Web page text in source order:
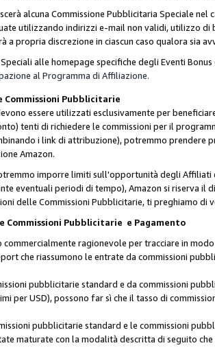
alcuna Commissione Pubblicitaria Speciale
utilizzando indirizzi e-mail non validi, utilizzo di
a propria discrezione in ciascun caso qualora sia
alle homepage specifiche degli Eventi
al Programma di Affiliazione.
Pubblicitarie
essere utilizzati esclusivamente per
tenti di richiedere le commissioni per il
i link di attribuzione), potremmo prendere
Amazon.
imporre limiti sull'opportunità degli Affiliati
eventuali periodi di tempo), Amazon si riserva
delle Commissioni Pubblicitarie, ti preghiamo di
Commissioni Pubblicitarie e Pagamento
commercialmente ragionevole per tracciare in
che riassumono le entrate da commissioni
pubblicitarie standard e da commissioni
per USD), possono far sì che il tasso di
pubblicitarie standard e le commissioni
maturate con la modalità descritta di seguito